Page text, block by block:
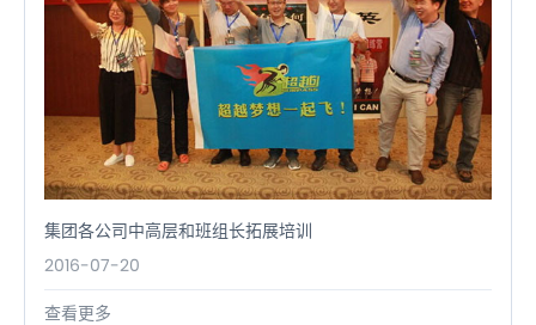
集团各公司中高层和班组长拓展培训
2016-07-20
查看更多